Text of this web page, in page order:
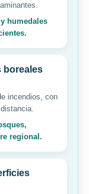
humedales
boreales
incendios, con
regional.